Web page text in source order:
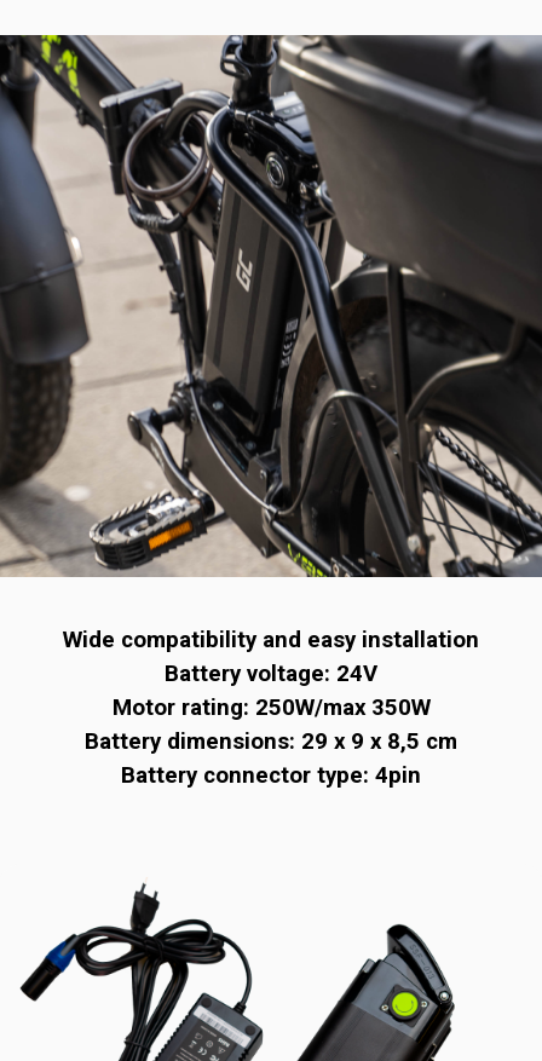
Wide compatibility and easy installation
Battery voltage: 24V
Motor rating: 250W/max 350W
Battery dimensions: 29 x 9 x 8,5 cm
Battery connector type: 4pin